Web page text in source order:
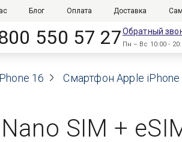
Блог Оплата Доставка
550 57 27Обратный
Пн – Вс 10:00 -
16 Смартфон Apple
SIM +